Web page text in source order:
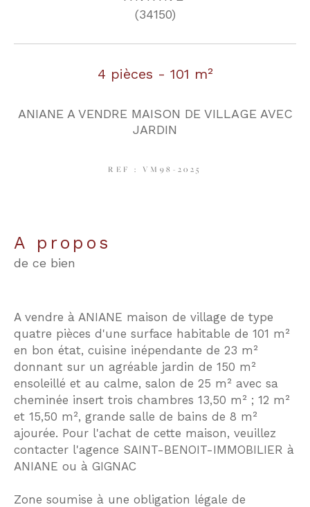
(34150)
4 pièces - 101 m²
ANIANE A VENDRE MAISON DE VILLAGE AVEC
JARDIN
REF : VM98-2025
a propos
de ce bien
A vendre à ANIANE maison de village de type
quatre pièces d'une surface habitable de 101 m²
en bon état, cuisine inépendante de 23 m²
donnant sur un agréable jardin de 150 m²
ensoleillé et au calme, salon de 25 m² avec sa
cheminée insert trois chambres 13,50 m² ; 12 m²
et 15,50 m², grande salle de bains de 8 m²
ajourée. Pour l'achat de cette maison, veuillez
contacter l'agence SAINT-BENOIT-IMMOBILIER à
ANIANE ou à GIGNAC
Zone soumise à une obligation légale de
RECHERCHER